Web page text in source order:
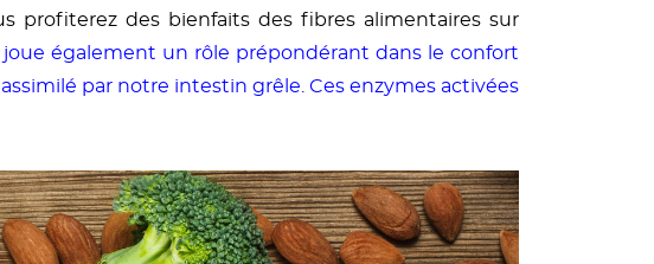
profiterez des bienfaits des fibres alimentaires sur
également un rôle prépondérant dans le confort
par notre intestin grêle. Ces enzymes activées